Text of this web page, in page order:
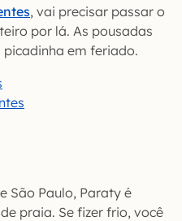
, vai precisar passar o
por lá. As pousadas
em feriado.
São Paulo, Paraty é
praia. Se fizer frio, você